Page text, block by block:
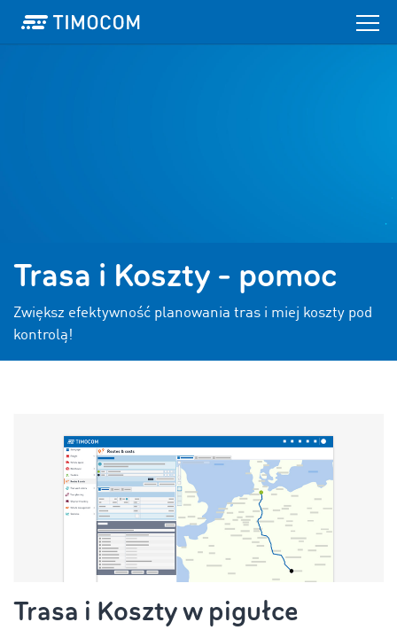
Trasa i Koszty - pomoc
Zwiększ efektywność planowania tras i miej koszty pod
kontrolą!
Trasa i Koszty w pigułce